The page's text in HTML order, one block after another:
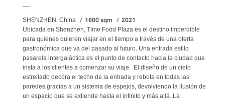
SHENZHEN, China 1600 sqm 2021
Ubicada en Shenzhen, Time Food Plaza es el destino imperdible
para quienes quieren viajar en el tiempo a través de una oferta
gastronómica que va del pasado al futuro. Una entrada estilo
pasarela intergaláctica es el punto de contacto hacia la ciudad que
insta a los clientes a comenzar su viaje. El diseño de un cielo
estrellado decora el techo de la entrada y rebota en todas las
paredes gracias a un sistema de espejos, devolviendo la ilusión de
un espacio que se extiende hasta el infinito y más allá. La